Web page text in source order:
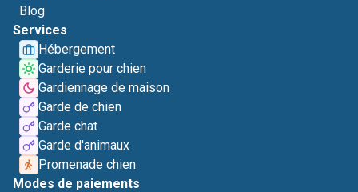
Blog
Services
Hébergement
Garderie pour chien
Gardiennage de maison
Garde de chien
Garde chat
Garde d'animaux
Promenade chien
Modes de paiements